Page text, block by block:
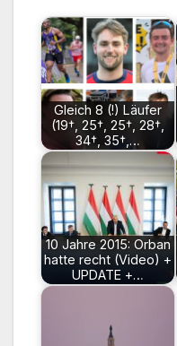
Gleich 8 (!) Läufer
(19†, 25†, 25†, 28†,
34†, 35†,…
10 Jahre 2015: Orban
hatte recht (Video) +
UPDATE +…